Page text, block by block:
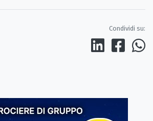
Condividi su: